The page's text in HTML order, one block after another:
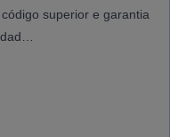
superior e garantia